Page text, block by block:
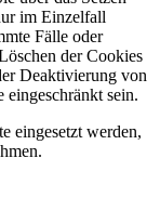
im Einzelfall
Fälle oder
der Cookies
Deaktivierung von
sein.
eingesetzt werden,